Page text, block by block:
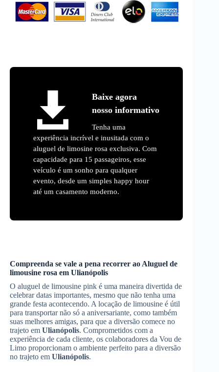
Baixe agora
nosso informativo
Tenha uma
experiência incrível e inusitada com o
aluguel de limosine rosa exclusiva. Com
capacidade para 15 passageiros, esse
veículo é um sonho para qualquer
evento, desde um simples happy hour
até um casamento moderno.
Compreenda se vale a pena recorrer ao Aluguel de
limousine rosa em Ulianópolis
O aluguel de limousine pink é uma maneira divertida de
celebrar datas importantes, mesmo que não tenha uma
grande festa acontecendo. A locação de limousine é útil
para transportar não só a aniversariante, como também
suas melhores amigas, para que a diversão comece no
trajeto em Ulianópolis. Comprometidos com a
experiência de cada cliente, os colaboradores da Vou de
Limo proporcionam o ambiente perfeito para a diversão
no trajeto em Ulianópolis.